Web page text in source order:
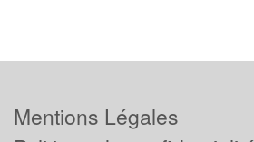
Mentions Légales